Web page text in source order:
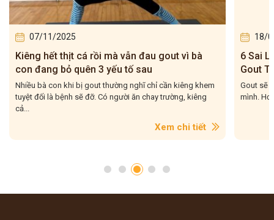
07/11/2025
Kiêng hết thịt cá rồi mà vẫn đau gout vì bà
con đang bỏ quên 3 yếu tố sau
Nhiều bà con khi bị gout thường nghĩ chỉ cần kiêng khem
tuyệt đối là bệnh sẽ đỡ. Có người ăn chay trường, kiêng
cả...
Xem chi tiết
18/
6 Sai
Gout
Gout sẽ
mình.